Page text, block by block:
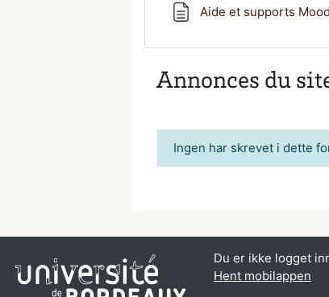
Aide et supports
Annonces du
Ingen har skrevet i dette
Du er ikke logget
Hent mobilappen